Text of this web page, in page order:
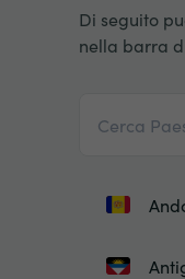
Di seguito
nella barra